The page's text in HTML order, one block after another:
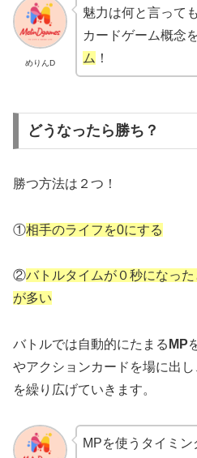
めりんD
魅力は何と言っても
カードゲーム概念
ム ！
どうなったら勝ち？
勝つ方法は２つ！
①相手のライフを0にする
②バトルタイムが０秒になっ
が多い
バトルでは自動的にたまる MP
やアクションカードを場に出
を繰り広げていきます。
MPを使うタイミ